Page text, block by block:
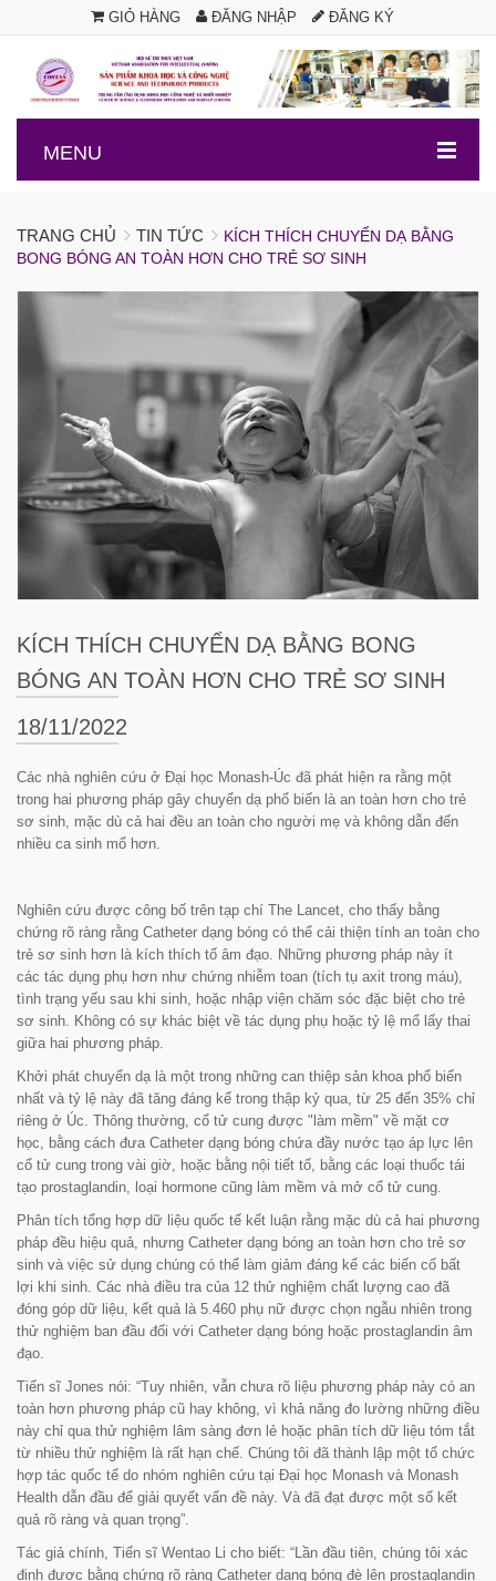
GIỎ HÀNG ĐĂNG NHẬP ĐĂNG KÝ
.
MENU
TRANG CHỦ TIN TỨC
KÍCH THÍCH CHUYỂN DẠ BẰNG
BONG BÓNG AN TOÀN HƠN CHO TRẺ SƠ SINH
KÍCH THÍCH CHUYỂN DẠ BẰNG BONG
BÓNG AN TOÀN HƠN CHO TRẺ SƠ SINH
18/11/2022
Các nhà nghiên cứu ở Đại học Monash-Úc đã phát hiện ra rằng một
trong hai phương pháp gây chuyển dạ phổ biến là an toàn hơn cho trẻ
sơ sinh, mặc dù cả hai đều an toàn cho người mẹ và không dẫn đến
nhiều ca sinh mổ hơn.
Nghiên cứu được công bố trên tạp chí The Lancet , cho thấy bằng
chứng rõ ràng rằng Catheter dạng bóng có thể cải thiện tính an toàn cho
trẻ sơ sinh hơn là kích thích tố âm đạo. Những phương pháp này ít
các tác dụng phụ hơn như chứng nhiễm toan (tích tụ axit trong máu),
tình trạng yếu sau khi sinh, hoặc nhập viện chăm sóc đặc biệt cho trẻ
sơ sinh. Không có sự khác biệt về tác dụng phụ hoặc tỷ lệ mổ lấy thai
giữa hai phương pháp.
Khởi phát chuyển dạ là một trong những can thiệp sản khoa phổ biến
nhất và tỷ lệ này đã tăng đáng kể trong thập kỷ qua, từ 25 đến 35% chỉ
riêng ở Úc. Thông thường, cổ tử cung được "làm mềm" về mặt cơ
học, bằng cách đưa Catheter dạng bóng chứa đầy nước tạo áp lực lên
cổ tử cung trong vài giờ, hoặc bằng nội tiết tố, bằng các loại thuốc tái
tạo prostaglandin, loại hormone cũng làm mềm và mở cổ tử cung.
Phân tích tổng hợp dữ liệu quốc tế kết luận rằng mặc dù cả hai phương
pháp đều hiệu quả, nhưng Catheter dạng bóng an toàn hơn cho trẻ sơ
sinh và việc sử dụng chúng có thể làm giảm đáng kể các biến cố bất
lợi khi sinh. Các nhà điều tra của 12 thử nghiệm chất lượng cao đã
đóng góp dữ liệu, kết quả là 5.460 phụ nữ được chọn ngẫu nhiên trong
thử nghiệm ban đầu đối với Catheter dạng bóng hoặc prostaglandin âm
đạo.
Tiến sĩ Jones nói: “Tuy nhiên, vẫn chưa rõ liệu phương pháp này có an
toàn hơn phương pháp cũ hay không, vì khả năng đo lường những điều
này chỉ qua thử nghiệm lâm sàng đơn lẻ hoặc phân tích dữ liệu tóm tắt
từ nhiều thử nghiệm là rất hạn chế. Chúng tôi đã thành lập một tổ chức
hợp tác quốc tế do nhóm nghiên cứu tại Đại học Monash và Monash
Health dẫn đầu để giải quyết vấn đề này. Và đã đạt được một số kết
quả rõ ràng và quan trọng”.
Tác giả chính, Tiến sĩ Wentao Li cho biết: “Lần đầu tiên, chúng tôi xác
định được bằng chứng rõ ràng Catheter dạng bóng đè lên prostaglandin